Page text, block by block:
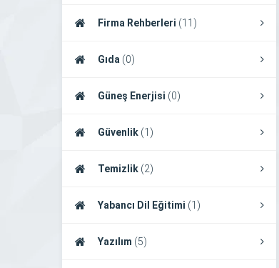
Firma Rehberleri (11)
Gıda (0)
Güneş Enerjisi (0)
Güvenlik (1)
Temizlik (2)
Yabancı Dil Eğitimi (1)
Yazılım (5)